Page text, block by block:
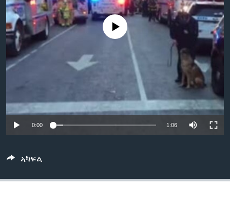
ቂሔ ጽልሚ
ቋንቋታት
No media source currently available
0:00 1:06
ኣካፍል